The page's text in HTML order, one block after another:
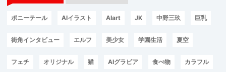
ポニーテール AIイラスト AIart JK 中野三玖 巨乳
街角インタビュー エルフ 美少女 学園生活 夏空
フェチ オリジナル 猫 AIグラビア 食べ物 カラフル